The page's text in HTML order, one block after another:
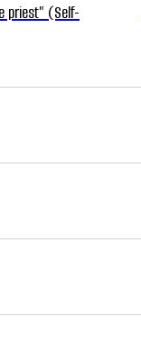
priest" (Self-